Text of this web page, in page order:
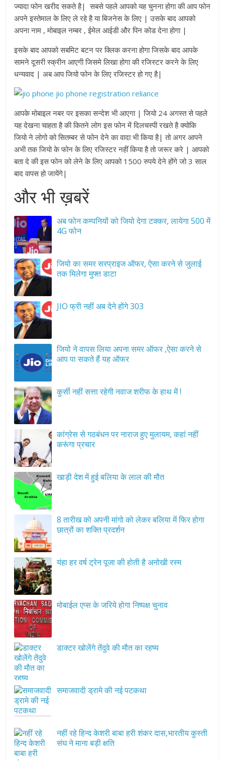
ज्यादा फोन खरीद सकते है| सबसे पहले आपको यह चुनना होगा की आप फोन
अपने इस्तेमाल के लिए ले रहे है या बिजनेस के लिए | उसके बाद आपको
अपना नाम , मोबाइल नम्बर , ईमेल आईडी और पिन कोड देना होगा |
इसके बाद आपको सबमिट बटन पर क्लिक करना होगा जिसके बाद आपके
सामने दूसरी स्क्रीन आएगी जिसमे लिखा होगा की रजिस्टर करने के लिए
धन्यवाद | अब आप जियो फोन के लिए रजिस्टर हो गए है|
आपके मोबाइल नबर पर इसका सन्देश भी आएगा | जियो 24 अगस्त से पहले
यह देखना चाहता है की कितने लोग इस फोन में दिलचस्पी रखते है क्योकि
जियो ने लोगो को सितम्बर से फोन देने का वादा भी किया है| तो अगर आपने
अभी तक जियो के फोन के लिए रजिस्टर नहीं किया है तो जरूर करे | आपको
बता दे की इस फोन को लेने के लिए आपको 1500 रुपये देने होंगे जो 3 साल
बाद वापस हो जायेंगे|
और भी ख़बरें
अब फोन कम्पनियों को जियो देगा टक्कर, लायेगा 500 में
4G फोन
जियो का समर सरप्राइज ऑफर, ऐसा करने से जुलाई
तक मिलेगा मुफ्त डाटा
JIO फ्री नहीं अब देने होंगे 303
जियो ने वापस लिया अपना समर ऑफर ,ऐसा करने से
आप पा सकते हैं यह ऑफर
कुर्सी नहीं सत्ता रहेगी नवाज शरीफ के हाथ में !
कांग्रेस से गठबंधन पर नाराज हुए मुलायम, कहां नहीं
करूंगा प्रचार
खाड़ी देश में हुई बलिया के लाल की मौत
8 तारीख को अपनी मांगो को लेकर बलिया में फिर होगा
छात्रों का शक्ति प्रदर्शन
यंहा हर वर्ष ट्रेन पूजा की होती है अनोखी रस्म
मोबाईल एप्स के जरिये होगा निष्पक्ष चुनाव
डाक्टर खोलेंगे तेंदुवे की मौत का रहष्य
समाजवादी ड्रामे की नई पटकथा
नहीं रहे हिन्द केशरी बाबा हरी शंकर दास,भारतीय कुस्ती
संघ ने माना बड़ी क्षति